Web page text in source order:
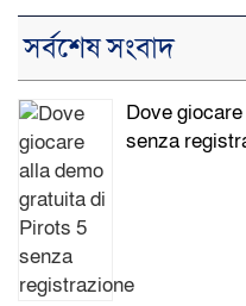
সর্বশেষ সংবাদ
Dove
senza